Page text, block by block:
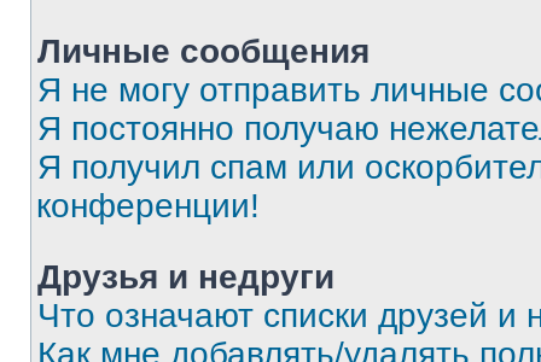
Личные сообщения
Я не могу отправить личные
Я постоянно получаю
Я получил спам или
конференции!
Друзья и недруги
Что означают списки друзей и
Как мне добавлять/удалять